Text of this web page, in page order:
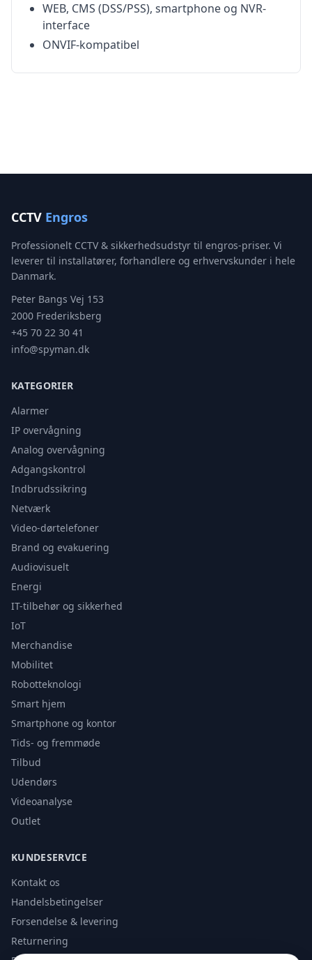
WEB, CMS (DSS/PSS), smartphone og NVR-
interface
ONVIF-kompatibel
CCTV Engros
Professionelt CCTV & sikkerhedsudstyr til engros-priser. Vi
leverer til installatører, forhandlere og erhvervskunder i hele
Danmark.
Peter Bangs Vej 153
2000 Frederiksberg
+45 70 22 30 41
info@spyman.dk
KATEGORIER
Alarmer
IP overvågning
Analog overvågning
Adgangskontrol
Indbrudssikring
Netværk
Video-dørtelefoner
Brand og evakuering
Audiovisuelt
Energi
IT-tilbehør og sikkerhed
IoT
Merchandise
Mobilitet
Robotteknologi
Smart hjem
Smartphone og kontor
Tids- og fremmøde
Tilbud
Udendørs
Videoanalyse
Outlet
KUNDESERVICE
Kontakt os
Handelsbetingelser
Forsendelse & levering
Returnering